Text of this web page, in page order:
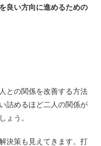
良い方向に進めるための
との関係を改善する方法
詰めるほど二人の関係が
ょう。
決策も見えてきます。打